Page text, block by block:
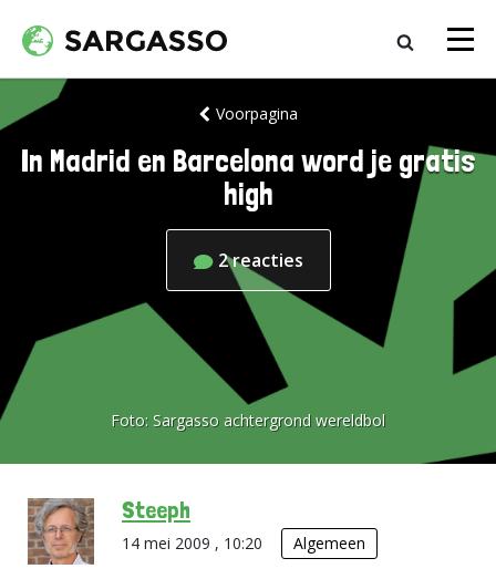
Voorpagina
In Madrid en Barcelona word je gratis
high
2reacties
Foto: Sargasso achtergrond wereldbol
Steeph
14 mei 2009 , 10:20 Algemeen